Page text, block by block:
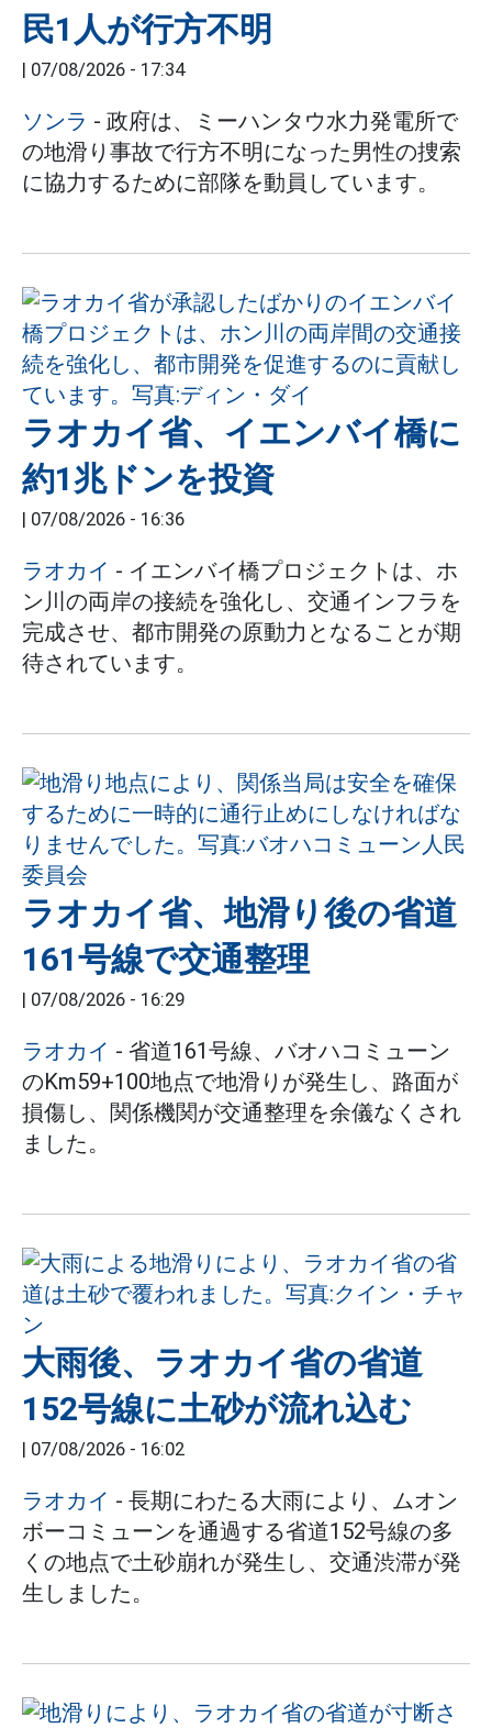
民1人が行方不明
| 07/08/2026 - 17:34
ソンラ - 政府は、ミーハンタウ水力発電所で
の地滑り事故で行方不明になった男性の捜索
に協力するために部隊を動員しています。
ラオカイ省、イエンバイ橋に
約1兆ドンを投資
| 07/08/2026 - 16:36
ラオカイ - イエンバイ橋プロジェクトは、ホ
ン川の両岸の接続を強化し、交通インフラを
完成させ、都市開発の原動力となることが期
待されています。
ラオカイ省、地滑り後の省道
161号線で交通整理
| 07/08/2026 - 16:29
ラオカイ - 省道161号線、バオハコミューン
のKm59+100地点で地滑りが発生し、路面が
損傷し、関係機関が交通整理を余儀なくされ
ました。
大雨後、ラオカイ省の省道
152号線に土砂が流れ込む
| 07/08/2026 - 16:02
ラオカイ - 長期にわたる大雨により、ムオン
ボーコミューンを通過する省道152号線の多
くの地点で土砂崩れが発生し、交通渋滞が発
生しました。